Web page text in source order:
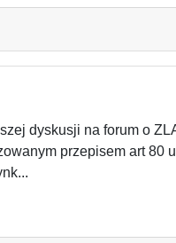
dyskusji na forum o
przepisem art 80